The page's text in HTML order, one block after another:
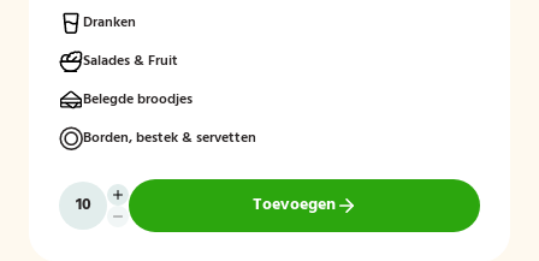
Dranken
Salades & Fruit
Belegde broodjes
Borden, bestek & servetten
Toevoegen